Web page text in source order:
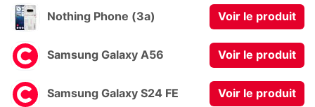
Nothing Phone (3a) Voir le produit
Samsung Galaxy A56 Voir le produit
Samsung Galaxy S24 FE Voir le produit